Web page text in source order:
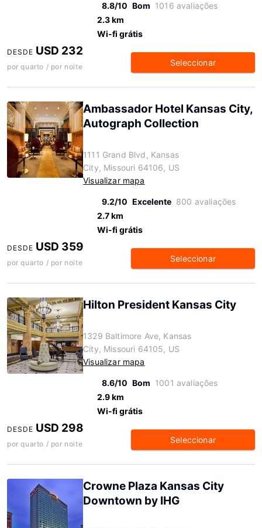
8.8/10 Bom 1016 avaliações
2.3 km
Wi-fi grátis
DESDE USD 232
por quarto / por noite Seleccionar
Ambassador Hotel Kansas City,
Autograph Collection
1111 Grand Blvd, Kansas
City, Missouri 64106, US
Visualizar mapa
9.2/10 Excelente 800 avaliações
2.7 km
Wi-fi grátis
DESDE USD 359
por quarto / por noite Seleccionar
Hilton President Kansas City
1329 Baltimore Ave, Kansas
City, Missouri 64105, US
Visualizar mapa
8.6/10 Bom 1001 avaliações
2.9 km
Wi-fi grátis
DESDE USD 298
por quarto / por noite Seleccionar
Crowne Plaza Kansas City
Downtown by IHG